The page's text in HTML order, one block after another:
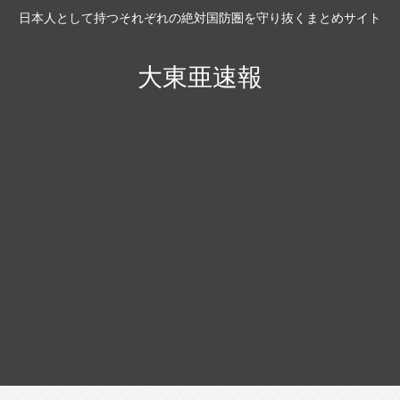
日本人として持つそれぞれの絶対国防圏を守り抜くまとめサイト
大東亜速報